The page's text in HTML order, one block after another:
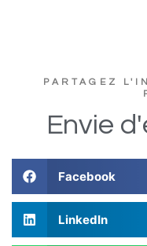
PARTAGEZ
Envie
Facebook
LinkedIn